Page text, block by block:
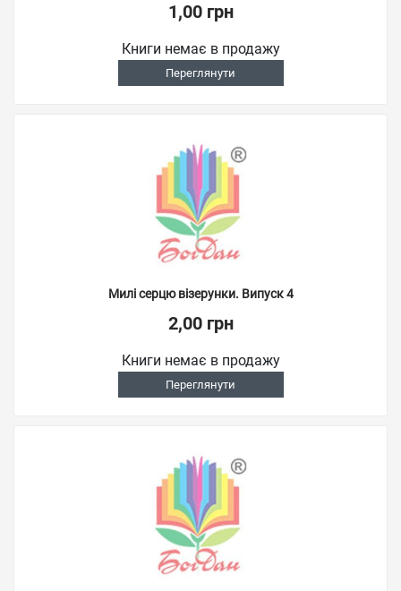
1,00 грн
Книги немає в продажу
Переглянути
Милі серцю візерунки. Випуск 4
2,00 грн
Книги немає в продажу
Переглянути